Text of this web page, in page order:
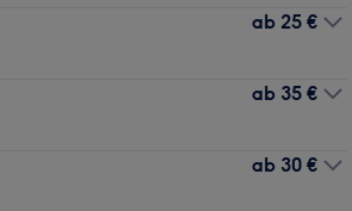
ab 25 €
ab 35 €
ab 30 €